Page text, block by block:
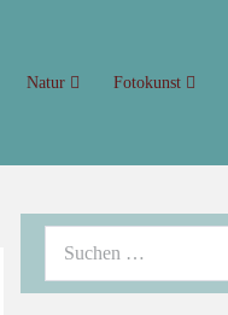
Natur Fotokunst